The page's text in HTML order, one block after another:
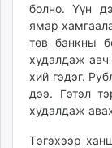
болно. Үүн
ямар
төв банкны
худалдаж авч
хий гэдэг.
дээ. Гэтэл
худалдаж
Тэгэхээр